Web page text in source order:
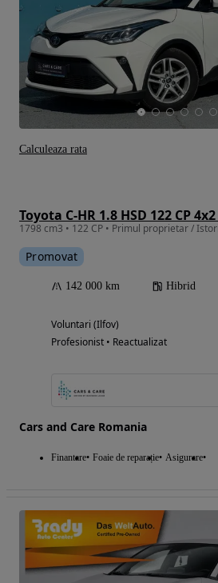
Toyota C-HR 1.8 HSD 122 CP
1798 cm3 • 122 CP • Primul proprietar /
Promovat
142 000 km Hibrid
Voluntari (Ilfov)
Profesionist • Reactualizat
Cars and Care Romania
Finantare Foaie de reparație Asigurare
Calculeaza rata